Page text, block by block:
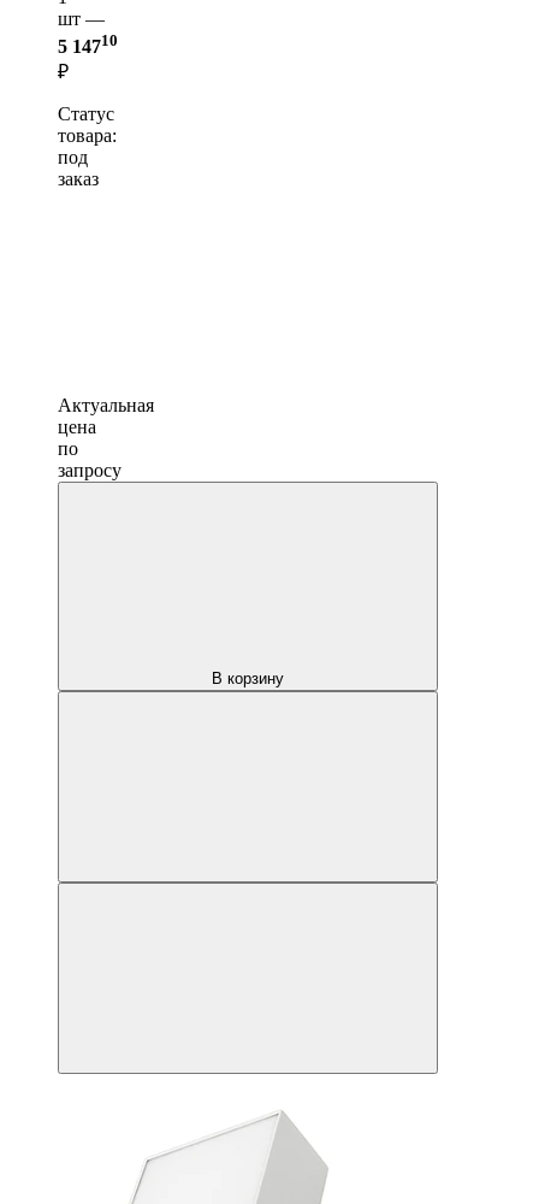
шт —
5 14710
₽
Статус
товара:
под
заказ
Актуальная
цена
по
запросу
В корзину